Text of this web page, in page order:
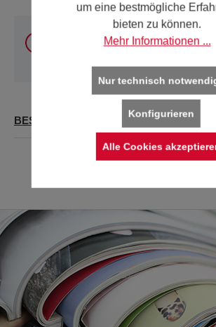
Sie können unsere Produkte
und Deutschlandonline kaufen.
Länder verwenden Sie bitte unsere
BESCHREIBUNG
um eine bestmögliche
bieten zu können.
Mehr Informationen ...
Nur technisch
Konfigurieren
Alle Cookies